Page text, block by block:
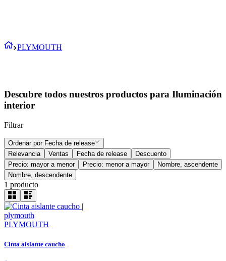
PLYMOUTH
Descubre todos nuestros productos para Iluminación
interior
Filtrar
Ordenar por Fecha de release
Relevancia
Ventas Fecha de release
Descuento
Precio: mayor a menor
Precio: menor a mayor
Nombre, ascendente
Nombre, descendente
1 producto
PLYMOUTH
Cinta aislante caucho